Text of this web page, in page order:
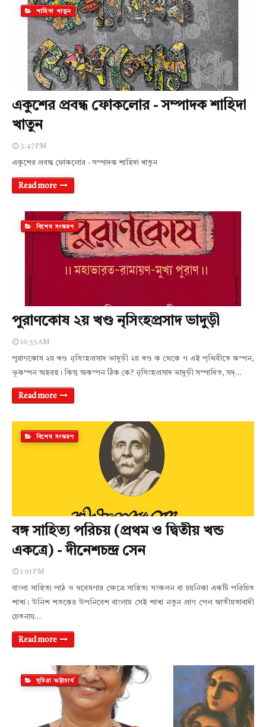
শাহিদা খাতুন
একুশের প্রবন্ধ ফোকলোর - সম্পাদক শাহিদা
খাতুন
3:47 PM
একুশের প্রবন্ধ ফোকলোর - সম্পাদক শাহিদা খাতুন
Read more
বিশেষ সংস্করণ
পুরাণকোষ ২য় খণ্ড নৃসিংহপ্রসাদ ভাদুড়ী
10:55 AM
পুরাণকোষ ২য় খণ্ড নৃসিংহপ্রসাদ ভাদুড়ী ২য় খণ্ড ক থেকে ণ এই পৃথিবীতে কম্পন,
ভূকম্পন অহরহ। কিন্তু অকম্পন ঠিক কে? নৃসিংহপ্রসাদ ভাদুড়ী সম্পাদিত, সদ্…
Read more
বিশেষ সংস্করণ
বঙ্গ সাহিত্য পরিচয় (প্রথম ও দ্বিতীয় খন্ড
একত্রে) - দীনেশচন্দ্র সেন
1:01 PM
বাংলা সাহিত্য পাঠ ও গবেষণার ক্ষেত্রে সাহিত্য সংকলন বা চয়নিকা একটি পরিচিত
শাখা। উনিশ শতকের উপনিবেশ বাংলায় সেই শাখা নতুন প্রাণ পেল জাতীয়তাবাদী
চেতনায়…
Read more
সুচিত্রা ভট্টাচার্য